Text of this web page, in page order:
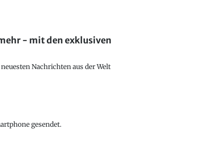
- mit den exklusiven
Nachrichten aus der Welt
gesendet.